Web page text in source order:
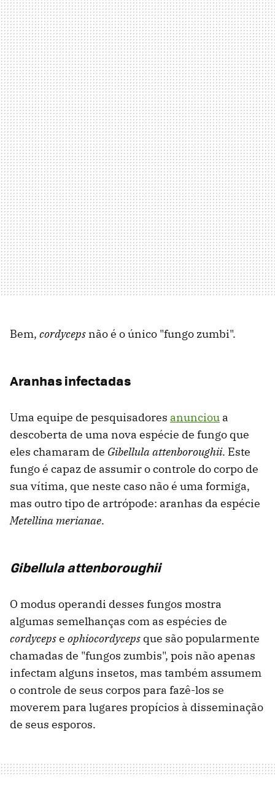
Bem, cordyceps não é o único "fungo zumbi".
Aranhas infectadas
Uma equipe de pesquisadores anunciou a
descoberta de uma nova espécie de fungo que
eles chamaram de Gibellula attenboroughii. Este
fungo é capaz de assumir o controle do corpo de
sua vítima, que neste caso não é uma formiga,
mas outro tipo de artrópode: aranhas da espécie
Metellina merianae.
Gibellula attenboroughii
O modus operandi desses fungos mostra
algumas semelhanças com as espécies de
cordycepse ophiocordyceps que são popularmente
chamadas de "fungos zumbis", pois não apenas
infectam alguns insetos, mas também assumem
o controle de seus corpos para fazê-los se
moverem para lugares propícios à disseminação
de seus esporos.